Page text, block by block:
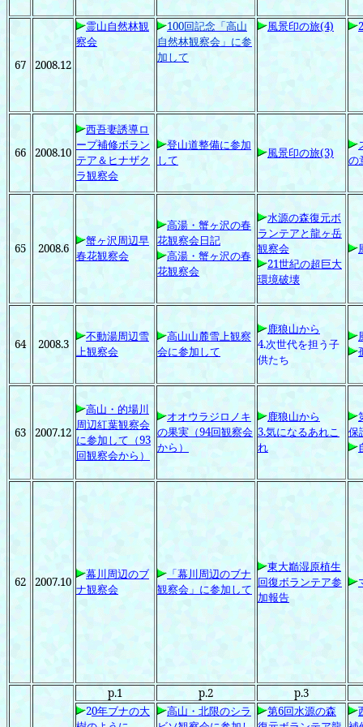
67 2008.12
霊山自然林観
察会
100回記念「高山
自然林観察会」に参
加して
風景印の旅(4)
66 2008.10
西吾妻誘導ロ
ープ補修ボラン
テア＆ヒナザク
ラ観察会
登山道整備に参加
して
風景印の旅(3)
の
65 2008.6
蟹ヶ沢周辺早
春花観察会
高湯・蟹ヶ沢の春
花観察会日記
高湯・蟹ヶ沢の春
花観察会
水源の森復元ボ
ランテアと龍ヶ岳
観察会
21世紀の超巨大
環境破壊
64 2008.3
不動湯周辺雪
上観察会
高山山麓雪上観察
会に参加して
鹿狼山から
4.次世代を担う子
供たち
63 2007.12
高山・的場川
周辺紅葉観察会
に参加して（93
回観察会から）
オオウラジロノキ
の果実（94回観察会
から）
鹿狼山から
3.気になるあれこ
れ
保
62 2007.10
幕川周辺のブ
ナ観察会
「幕川周辺のブナ
観察会」に参加して
東大巓湿原植生
回復ボランテア参
加報告
p.1 p.2
p.3
20年ブナの大
高山・北限のシラ
第6回水源の森